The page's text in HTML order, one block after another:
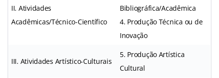
II. Atividades
Acadêmicas/Técnico-Científico
Bibliográfica/Acadêmica
4. Produção Técnica ou de
Inovação
III. Atividades Artístico-Culturais
5. Produção Artística
Cultural